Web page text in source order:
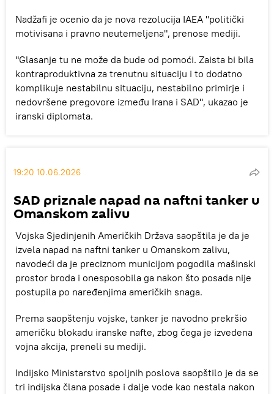
Nadžafi je ocenio da je nova rezolucija IAEA "politički
motivisana i pravno neutemeljena", prenose mediji.
"Glasanje tu ne može da bude od pomoći. Zaista bi bila
kontraproduktivna za trenutnu situaciju i to dodatno
komplikuje nestabilnu situaciju, nestabilno primirje i
nedovršene pregovore između Irana i SAD", ukazao je
iranski diplomata.
19:20 10.06.2026
SAD priznale napad na naftni tanker u
Omanskom zalivu
Vojska Sjedinjenih Američkih Država saopštila je da je
izvela napad na naftni tanker u Omanskom zalivu,
navodeći da je preciznom municijom pogodila mašinski
prostor broda i onesposobila ga nakon što posada nije
postupila po naređenjima američkih snaga.
Prema saopštenju vojske, tanker je navodno prekršio
američku blokadu iranske nafte, zbog čega je izvedena
vojna akcija, preneli su mediji.
Indijsko Ministarstvo spoljnih poslova saopštilo je da se
tri indijska člana posade i dalje vode kao nestala nakon